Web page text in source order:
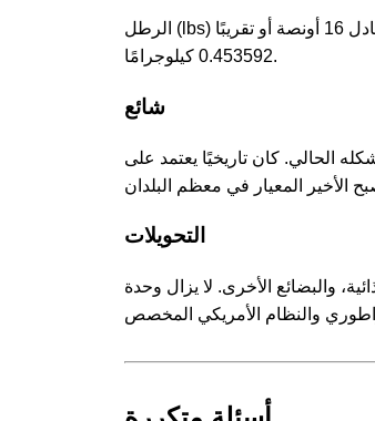
الرطل (lbs) هو وحدة قياس للوزن أو الكتلة يُستخدم بشكل شائع في الولايات المتحدة ودول أخرى، ويعادل 16 أونصة أو تقريبًا
0.453592 كيلوجرامًا.
شائع
الحالي. كان تاريخيًا يعتمد على
التحويلات
والبضائع الأخرى. لا يزال وحدة